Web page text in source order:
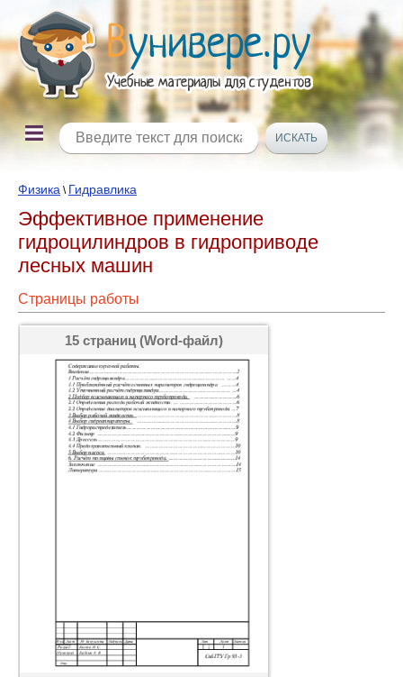
Физика \ Гидравлика
Эффективное применение
гидроцилиндров в гидроприводе
лесных машин
Страницы работы
15 страниц (Word-файл)